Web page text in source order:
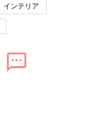
インテリア